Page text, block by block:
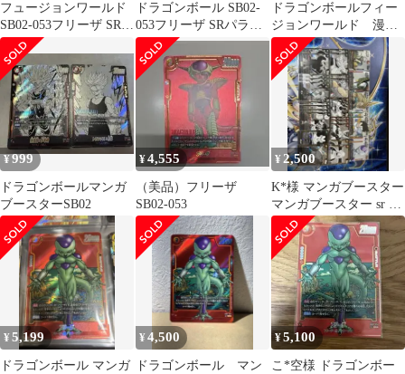
フュージョンワールド
SB02-053フリーザ SRパ
ラレル マンガブースタ
ー
ドラゴンボール SB02-
053フリーザ SRパラレ
ル
ドラゴンボールフィー
ジョンワールド 漫画
ブースター02
¥999
ドラゴンボールマンガ
ブースターSB02
¥4,555
（美品）フリーザ
SB02-053
¥ 2,500
K*様 マンガブースター
マンガブースター sr リ
ーダー まとめ売り ブル
マ
¥5,199
ドラゴンボール マンガ
¥4,500
ドラゴンボール マン
¥5,100
こ*空様 ドラゴンボー